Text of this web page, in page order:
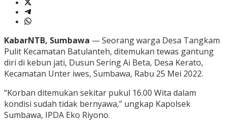
KabarNTB, Sumbawa — Seorang warga Desa Tangkam
Pulit Kecamatan Batulanteh, ditemukan tewas gantung
diri di kebun jati, Dusun Sering Ai Beta, Desa Kerato,
Kecamatan Unter iwes, Sumbawa, Rabu 25 Mei 2022.
“Korban ditemukan sekitar pukul 16.00 Wita dalam
kondisi sudah tidak bernyawa,” ungkap Kapolsek
Sumbawa, IPDA Eko Riyono.